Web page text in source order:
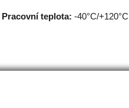
Pracovní teplota: -40°C/+120°C